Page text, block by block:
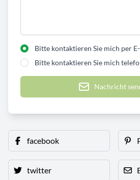
Bitte kontaktieren Sie mich per
Bitte kontaktieren Sie mich
Nachricht
facebook
twitter